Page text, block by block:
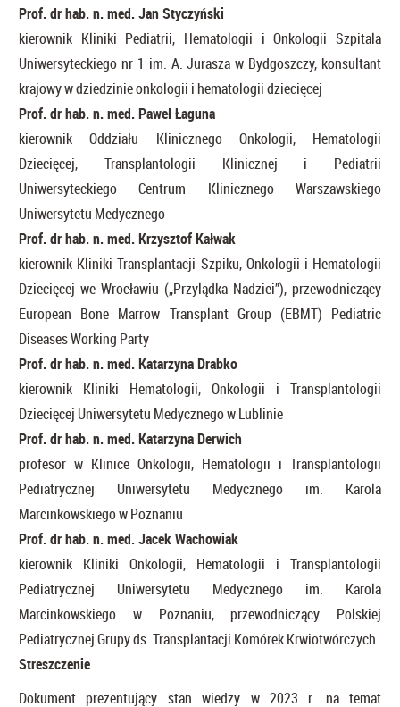
Prof. dr hab. n. med. Jan Styczyński
kierownik Kliniki Pediatrii, Hematologii i Onkologii Szpitala
Uniwersyteckiego nr 1 im. A. Jurasza w Bydgoszczy, konsultant
krajowy w dziedzinie onkologii i hematologii dziecięcej
Prof. dr hab. n. med. Paweł Łaguna
kierownik Oddziału Klinicznego Onkologii, Hematologii
Dziecięcej, Transplantologii Klinicznej i Pediatrii
Uniwersyteckiego Centrum Klinicznego Warszawskiego
Uniwersytetu Medycznego
Prof. dr hab. n. med. Krzysztof Kałwak
kierownik Kliniki Transplantacji Szpiku, Onkologii i Hematologii
Dziecięcej we Wrocławiu („Przylądka Nadziei”), przewodniczący
European Bone Marrow Transplant Group (EBMT) Pediatric
Diseases Working Party
Prof. dr hab. n. med. Katarzyna Drabko
kierownik Kliniki Hematologii, Onkologii i Transplantologii
Dziecięcej Uniwersytetu Medycznego w Lublinie
Prof. dr hab. n. med. Katarzyna Derwich
profesor w Klinice Onkologii, Hematologii i Transplantologii
Pediatrycznej Uniwersytetu Medycznego im. Karola
Marcinkowskiego w Poznaniu
Prof. dr hab. n. med. Jacek Wachowiak
kierownik Kliniki Onkologii, Hematologii i Transplantologii
Pediatrycznej Uniwersytetu Medycznego im. Karola
Marcinkowskiego w Poznaniu, przewodniczący Polskiej
Pediatrycznej Grupy ds. Transplantacji Komórek Krwiotwórczych
Streszczenie
Dokument prezentujący stan wiedzy w 2023 r. na temat